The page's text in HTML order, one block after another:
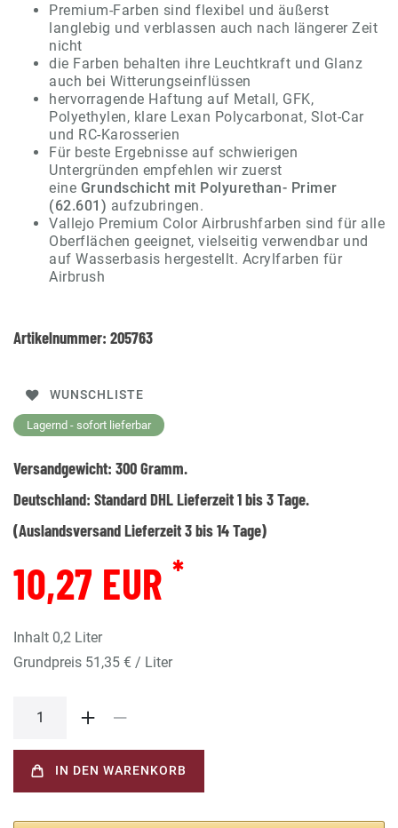
Premium-Farben sind flexibel und äußerst
langlebig und verblassen auch nach längerer Zeit
nicht
die Farben behalten ihre Leuchtkraft und Glanz
auch bei Witterungseinflüssen
hervorragende Haftung auf Metall, GFK,
Polyethylen, klare Lexan Polycarbonat, Slot-Car
und RC-Karosserien
Für beste Ergebnisse auf schwierigen
Untergründen empfehlen wir zuerst
eine Grundschicht mit Polyurethan- Primer
(62.601) aufzubringen.
Vallejo Premium Color Airbrushfarben sind für alle
Oberflächen geeignet, vielseitig verwendbar und
auf Wasserbasis hergestellt. Acrylfarben für
Airbrush
Artikelnummer: 205763
WUNSCHLISTE
Lagernd - sofort lieferbar
Versandgewicht: 300Gramm.
Deutschland: Standard DHL Lieferzeit 1 bis 3 Tage.
(Auslandsversand Lieferzeit 3 bis 14 Tage)
10,27 EUR *
Inhalt 0,2 Liter
Grundpreis 51,35 € / Liter
IN DEN WARENKORB